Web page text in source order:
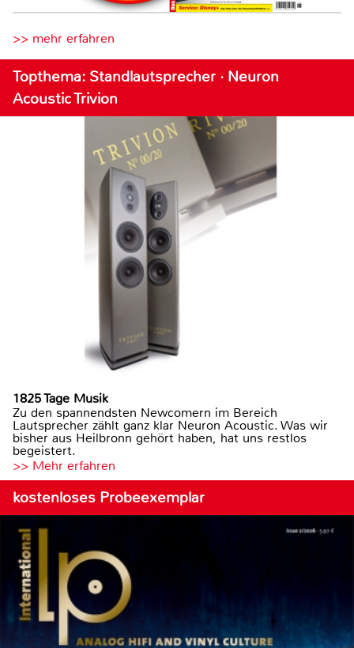
>> mehr erfahren
Topthema: Standlautsprecher · Neuron
Acoustic Trivion
1825 Tage Musik
Zu den spannendsten Newcomern im Bereich
Lautsprecher zählt ganz klar Neuron Acoustic. Was wir
bisher aus Heilbronn gehört haben, hat uns restlos
begeistert.
>> Mehr erfahren
kostenloses Probeexemplar